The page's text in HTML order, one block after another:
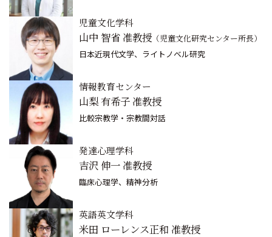
児童文化学科
山中 智省 准教授 （児童文化研究センター所長）
日本近現代文学、ライトノベル研究
情報教育センター
山梨 有希子 准教授
比較宗教学・宗教間対話
発達心理学科
吉沢 伸一 准教授
臨床心理学、精神分析
英語英文学科
米田 ローレンス正和 准教授